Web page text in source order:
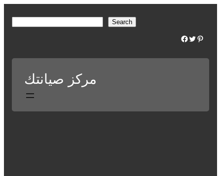
r
Search
Facebook Twitter Pinterest
مركز صيانتك